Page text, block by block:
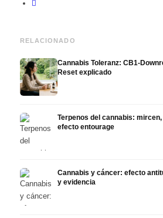
RELACIONADO
Cannabis Toleranz: CB1-
Reset explicado
Terpenos del cannabis:
efecto entourage
Cannabis y cáncer: efecto
y evidencia